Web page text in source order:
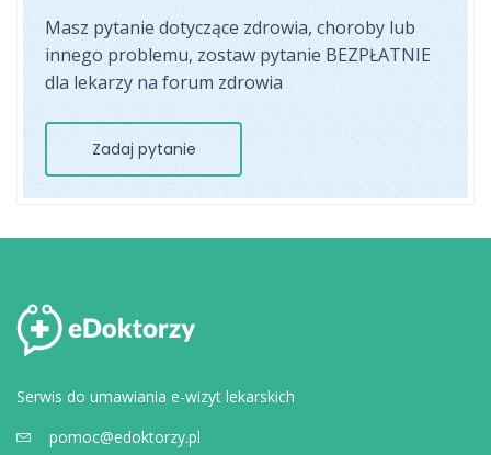
Masz pytanie dotyczące zdrowia, choroby lub
innego problemu, zostaw pytanie BEZPŁATNIE
dla lekarzy na forum zdrowia
Zadaj pytanie
Serwis do umawiania e-wizyt lekarskich
pomoc@edoktorzy.pl